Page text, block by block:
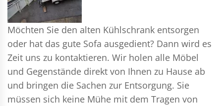
Möchten Sie den alten Kühlschrank entsorgen
oder hat das gute Sofa ausgedient? Dann wird es
Zeit uns zu kontaktieren. Wir holen alle Möbel
und Gegenstände direkt von Ihnen zu Hause ab
und bringen die Sachen zur Entsorgung. Sie
müssen sich keine Mühe mit dem Tragen von